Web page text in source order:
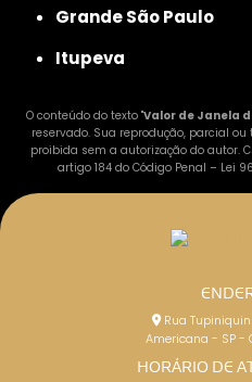
Grande São Paulo
Itupeva
O conteúdo do texto "Valor de Janela
reservado. Sua reprodução, parcial
proibida sem a autorização do autor.
artigo 184 do Código Penal – Lei
Rua
Americana - SP -
HORÁRIO DE